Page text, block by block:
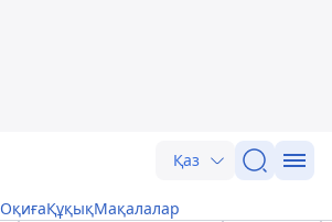
Қаз
ОқиғаҚұқықМақалалар